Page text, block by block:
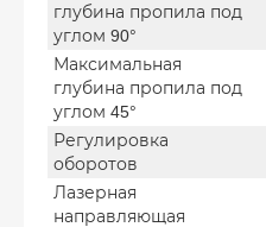
глубина пропила под
углом 90°
Максимальная
глубина пропила под
углом 45°
Регулировка
оборотов
Лазерная
направляющая